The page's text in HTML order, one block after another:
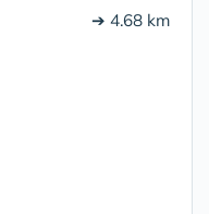
➔ 4.68 km